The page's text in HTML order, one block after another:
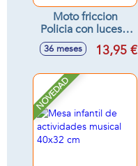
Moto friccion
Policia con luces y
sonidos 32x13x22
cm
36 meses 13,95 €
NOVEDAD